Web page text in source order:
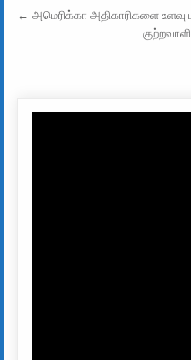
Post
← அமெரிக்கா அதிகாரிகளை